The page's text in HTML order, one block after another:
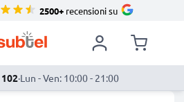
2500+recensioni su
·Lun - Ven: 10:00 - 21:00